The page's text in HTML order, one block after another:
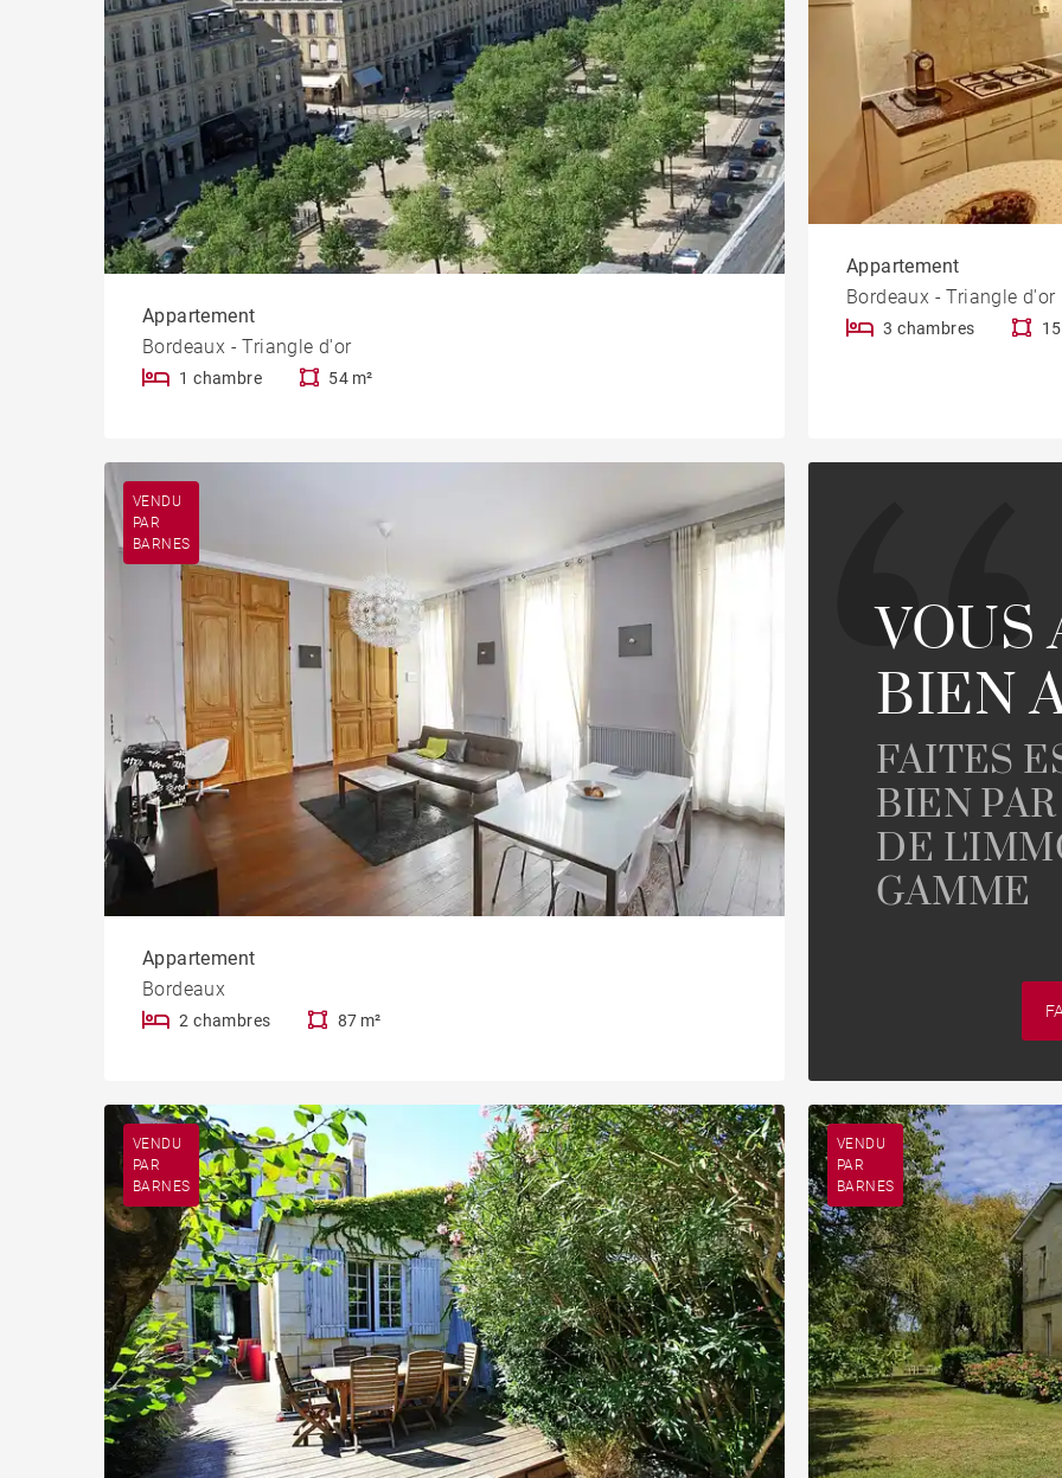
Appartement
Bordeaux - Triangle d'or
1 chambre 54 m²
Appartement
Bordeaux - Triangle d'or
3 chambres
VENDU
PAR
BARNES
Appartement
Bordeaux
2 chambres 87 m²
VOUS
BIEN
FAITES
BIEN
DE
GAMME
VENDU
PAR
BARNES
VENDU
PAR
BARNES